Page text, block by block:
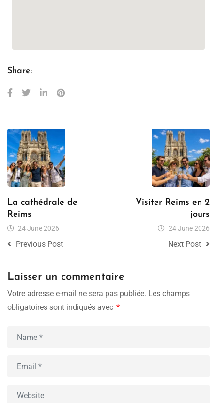
Share:
La cathédrale de
Reims
24 June 2026
Previous Post
Visiter Reims en 2
jours
24 June 2026
Next Post
Laisser un commentaire
Votre adresse e-mail ne sera pas publiée. Les champs
obligatoires sont indiqués avec *